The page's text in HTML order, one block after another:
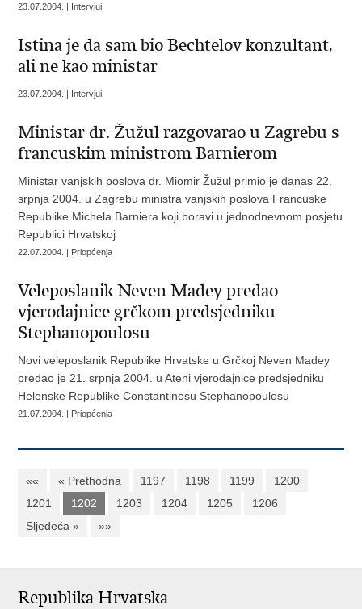
23.07.2004. | Intervjui
Istina je da sam bio Bechtelov konzultant,
ali ne kao ministar
23.07.2004. | Intervjui
Ministar dr. Žužul razgovarao u Zagrebu s
francuskim ministrom Barnierom
Ministar vanjskih poslova dr. Miomir Žužul primio je danas 22.
srpnja 2004. u Zagrebu ministra vanjskih poslova Francuske
Republike Michela Barniera koji boravi u jednodnevnom posjetu
Republici Hrvatskoj
22.07.2004. | Priopćenja
Veleposlanik Neven Madey predao
vjerodajnice grčkom predsjedniku
Stephanopoulosu
Novi veleposlanik Republike Hrvatske u Grčkoj Neven Madey
predao je 21. srpnja 2004. u Ateni vjerodajnice predsjedniku
Helenske Republike Constantinosu Stephanopoulosu
21.07.2004. | Priopćenja
«« « Prethodna 1197 1198 1199
1200
1201
1202 1203 1204 1205
1206
Sljedeća »
»»
Republika Hrvatska